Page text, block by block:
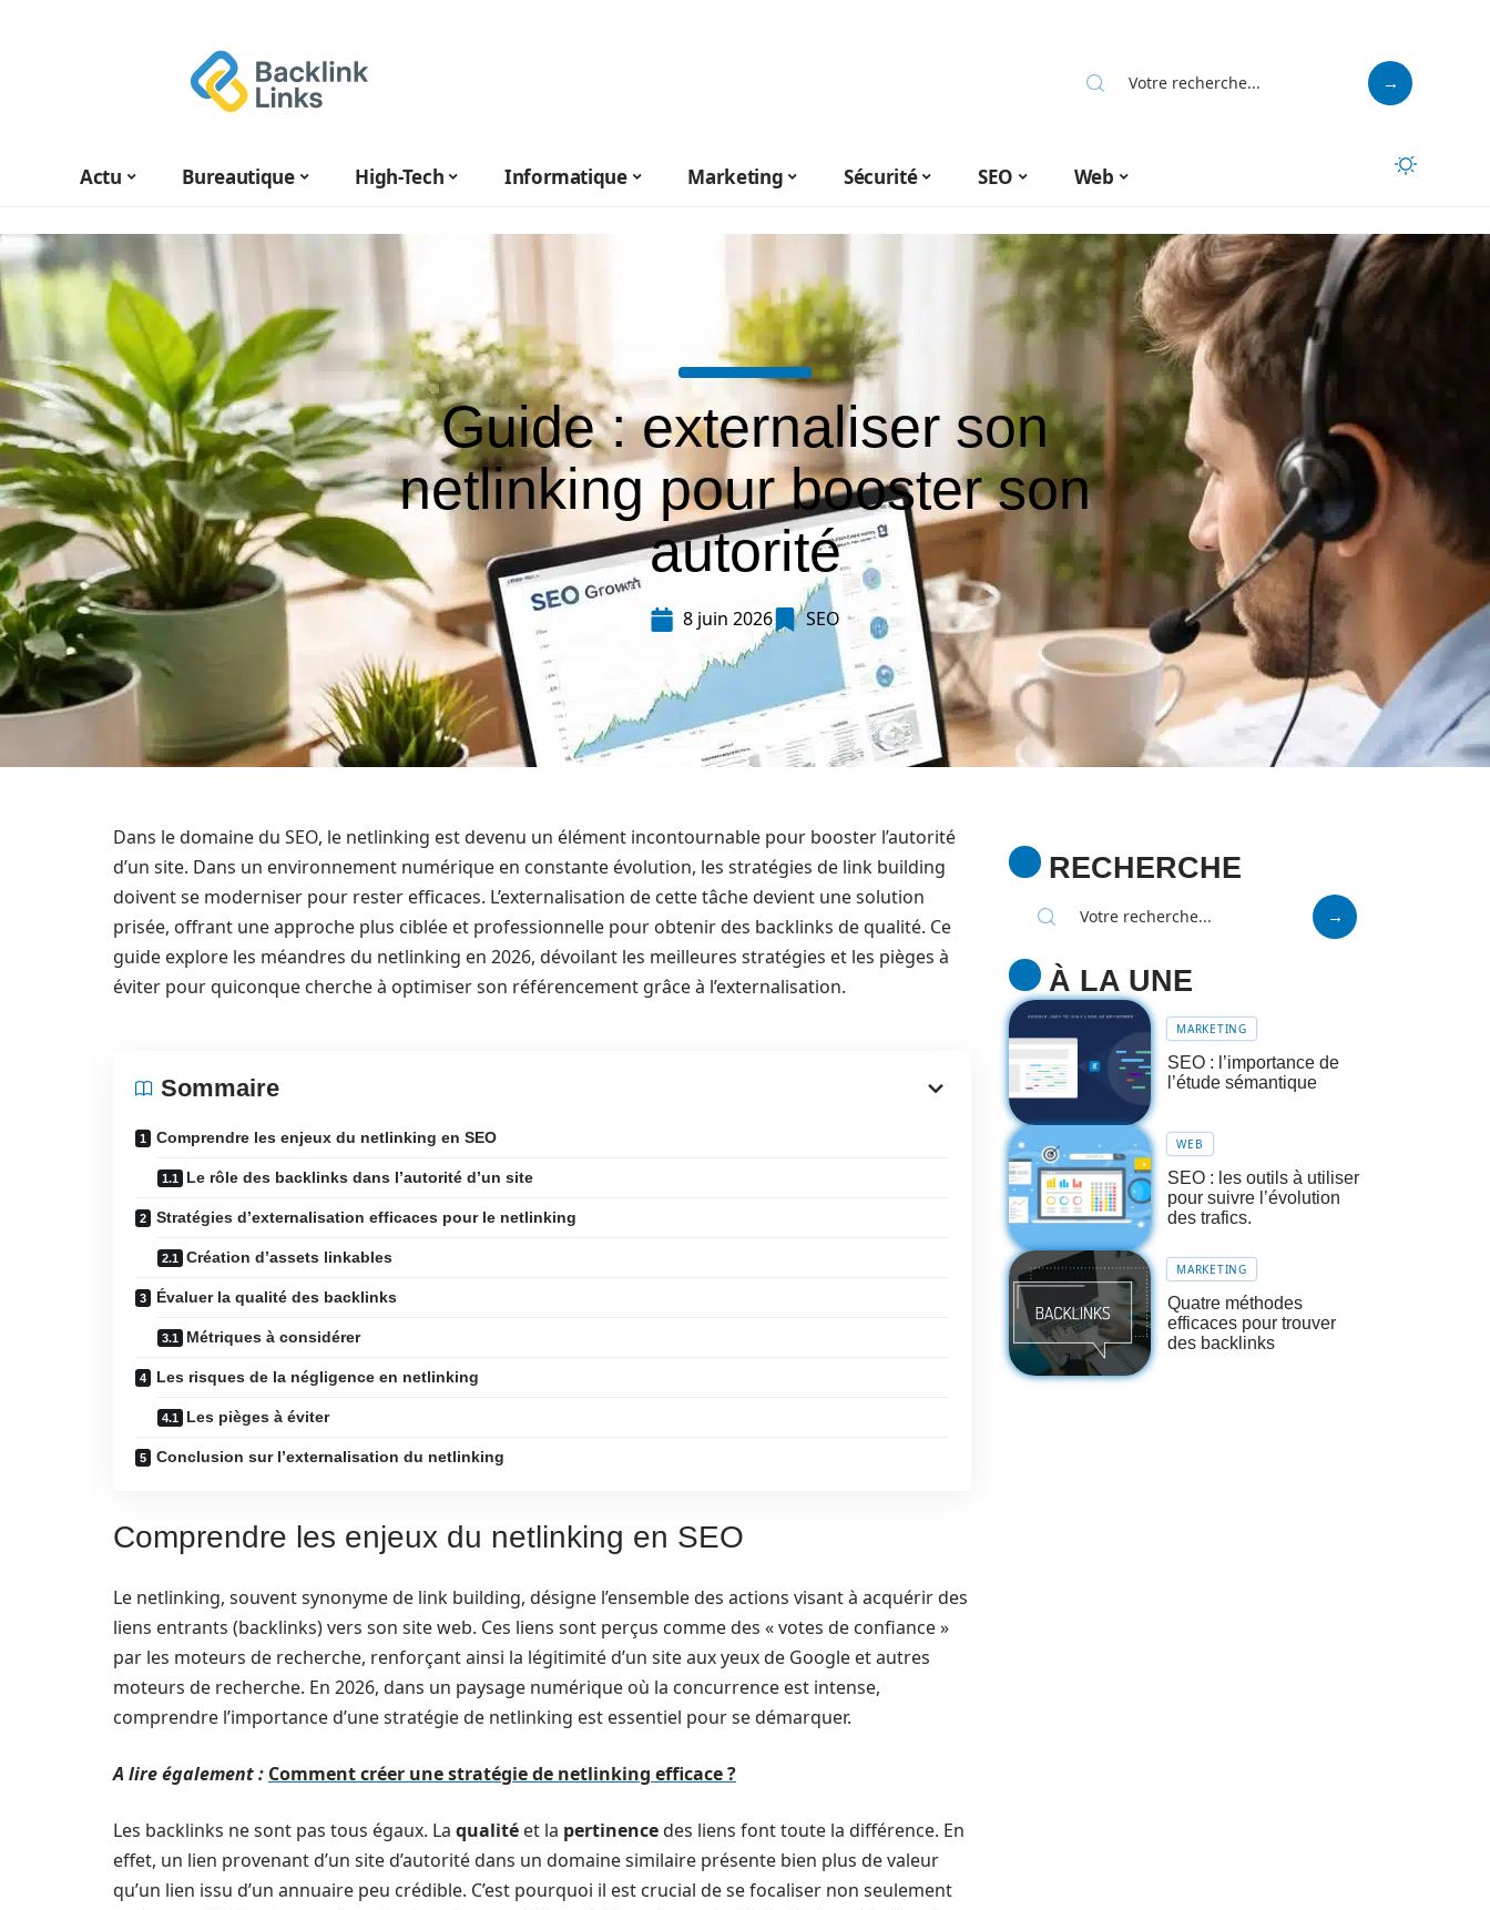
Actu Bureautique High-Tech Informatique Marketing Sécurité SEO Web
Guide : externaliser son
netlinking pour booster son
autorité
8 juin 2026 SEO
Dans le domaine du SEO, le netlinking est devenu un élément incontournable pour booster l’autorité
d’un site. Dans un environnement numérique en constante évolution, les stratégies de link building
doivent se moderniser pour rester efficaces. L’externalisation de cette tâche devient une solution
prisée, offrant une approche plus ciblée et professionnelle pour obtenir des backlinks de qualité. Ce
guide explore les méandres du netlinking en 2026, dévoilant les meilleures stratégies et les pièges à
éviter pour quiconque cherche à optimiser son référencement grâce à l’externalisation.
Sommaire
Comprendre les enjeux du netlinking en SEO
Le rôle des backlinks dans l’autorité d’un site
Stratégies d’externalisation efficaces pour le netlinking
Création d’assets linkables
Évaluer la qualité des backlinks
Métriques à considérer
Les risques de la négligence en netlinking
Les pièges à éviter
Conclusion sur l’externalisation du netlinking
Comprendre les enjeux du netlinking en SEO
Le netlinking, souvent synonyme de link building, désigne l’ensemble des actions visant à acquérir des
liens entrants (backlinks) vers son site web. Ces liens sont perçus comme des « votes de confiance »
par les moteurs de recherche, renforçant ainsi la légitimité d’un site aux yeux de Google et autres
moteurs de recherche. En 2026, dans un paysage numérique où la concurrence est intense,
comprendre l’importance d’une stratégie de netlinking est essentiel pour se démarquer.
A lire également : Comment créer une stratégie de netlinking efficace ?
Les backlinks ne sont pas tous égaux. La qualité et la pertinencedes liens font toute la différence. En
effet, un lien provenant d’un site d’autorité dans un domaine similaire présente bien plus de valeur
qu’un lien issu d’un annuaire peu crédible. C’est pourquoi il est crucial de se focaliser non seulement
RECHERCHE
À LA UNE
MARKETING
SEO : l’importance de
l’étude sémantique
WEB
SEO : les outils à utiliser
pour suivre l’évolution
des trafics.
MARKETING
Quatre méthodes
efficaces pour trouver
des backlinks